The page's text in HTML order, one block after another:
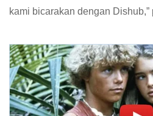
kami bicarakan dengan Dishub,”